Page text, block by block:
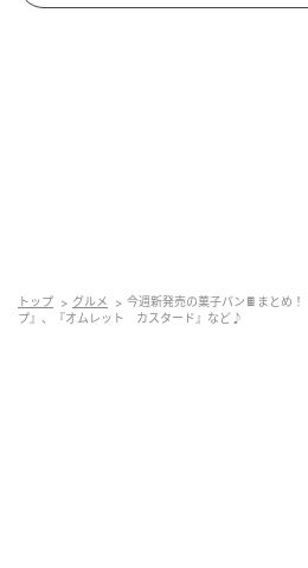
ンドしました。 カロリー：
トップ グルメ
今週新発売の菓子パン🍫まとめ
プ』、『オムレット カスタード』など♪